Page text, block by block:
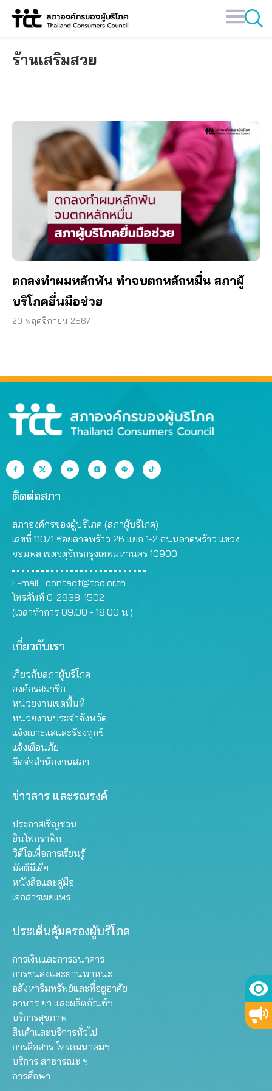
Skip
ร้านเสริมสวย
ตกลงทำผมหลักพัน ทำจบตกหลักหมื่น สภาผู้
บริโภคยื่นมือช่วย
20 พฤศจิกายน 2567
ติดต่อสภา
สภาองค์กรของผู้บริโภค (สภาผู้บริโภค)
เลขที่ 110/1 ซอยลาดพร้าว 26 แยก 1-2 ถนนลาดพร้าว แขวง
จอมพล เขตจตุจักรกรุงเทพมหานคร 10900
E-mail : contact@tcc.or.th
โทรศัพท์ 0-2938-1502
(เวลาทำการ 09.00 - 18.00 น.)
เกี่ยวกับเรา
เกี่ยวกับสภาผู้บริโภค
องค์กรสมาชิก
หน่วยงานเขตพื้นที่
หน่วยงานประจำจังหวัด
แจ้งเบาะแสและร้องทุกข์
แจ้งเตือนภัย
ติดต่อสำนักงานสภา
ข่าวสาร และรณรงค์
ประกาศเชิญชวน
อินโฟกราฟิก
วิดีโอเพื่อการเรียนรู้
มัลติมีเดีย
หนังสือและคู่มือ
เอกสารเผยแพร่
ประเด็นคุ้มครองผู้บริโภค
การเงินและการธนาคาร
การขนส่งและยานพาหนะ
อสังหาริมทรัพย์และที่อยู่อาศัย
อาหาร ยา และผลิตภัณฑ์ฯ
บริการสุขภาพ
สินค้าและบริการทั่วไป
การสื่อสาร โทรคมนาคมฯ
บริการ สาธารณะ ฯ
การศึกษา